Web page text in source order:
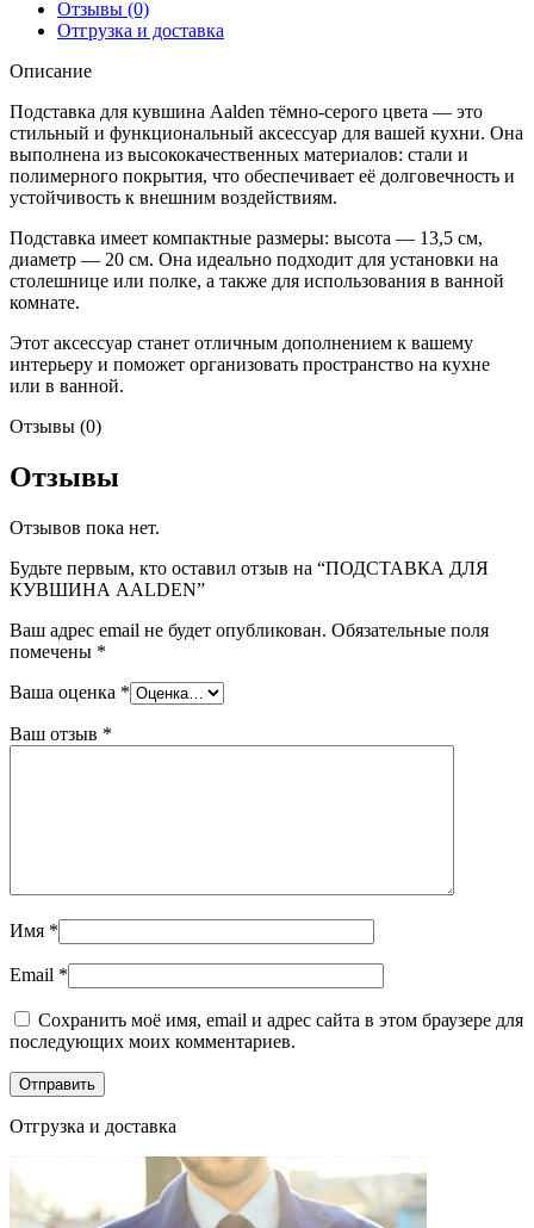
Отзывы (0)
Отгрузка и доставка
Описание
Подставка для кувшина Aalden тёмно-серого цвета — это
стильный и функциональный аксессуар для вашей кухни. Она
выполнена из высококачественных материалов: стали и
полимерного покрытия, что обеспечивает её долговечность и
устойчивость к внешним воздействиям.
Подставка имеет компактные размеры: высота — 13,5 см,
диаметр — 20 см. Она идеально подходит для установки на
столешнице или полке, а также для использования в ванной
комнате.
Этот аксессуар станет отличным дополнением к вашему
интерьеру и поможет организовать пространство на кухне
или в ванной.
Отзывы (0)
Отзывы
Отзывов пока нет.
Будьте первым, кто оставил отзыв на “ПОДСТАВКА ДЛЯ
КУВШИНА AALDEN”
Ваш адрес email не будет опубликован. Обязательные поля
помечены *
Ваша оценка *
Ваш отзыв *
Имя *
Email *
Сохранить моё имя, email и адрес сайта в этом браузере для
последующих моих комментариев.
Отгрузка и доставка